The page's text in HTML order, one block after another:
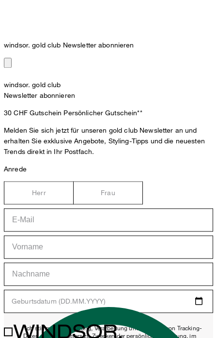
windsor. gold club Newsletter abonnieren
windsor. gold club
Newsletter abonnieren
30 CHF Gutschein Persönlicher Gutschein**
Melden Sie sich jetzt für unseren gold club Newsletter an und
erhalten Sie exklusive Angebote, Styling-Tipps und die neuesten
Trends direkt in Ihr Postfach.
Anrede
Herr Frau
Geburtsdatum (DD.MM.YYYY)
*Ich stimme der Erhebung, Verarbeitung und Nutzung von Tracking-
Daten des Newsletters zu Zwecken der persönlichen Beratung, im
WINDSOR.